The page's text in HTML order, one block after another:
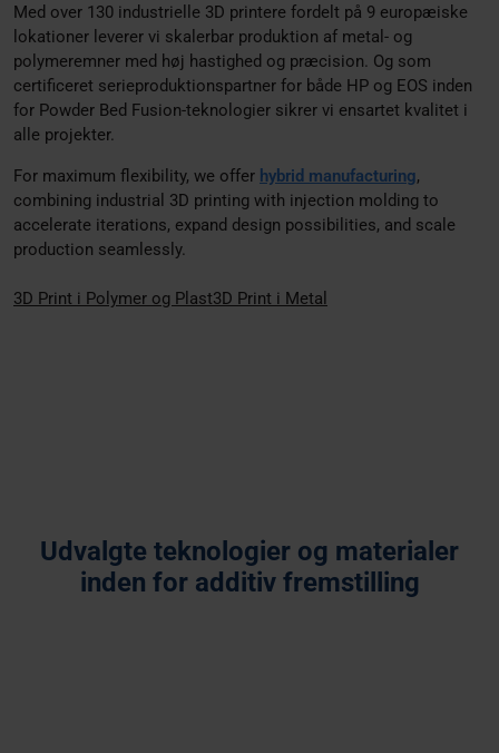
Med over 130 industrielle 3D printere fordelt på 9 europæiske
lokationer leverer vi skalerbar produktion af metal- og
polymeremner med høj hastighed og præcision. Og som
certificeret serieproduktionspartner for både HP og EOS inden
for Powder Bed Fusion-teknologier sikrer vi ensartet kvalitet i
alle projekter.
For maximum flexibility, we offer hybrid manufacturing,
combining industrial 3D printing with injection molding to
accelerate iterations, expand design possibilities, and scale
production seamlessly.
3D Print i Polymer og Plast3D Print i Metal
Udvalgte teknologier og materialer
inden for additiv fremstilling
Multi Jet Fusion